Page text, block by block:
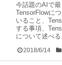
今話題のAIで
TensorFlowに
いること、
する事項、
について述べる
2018/6/14